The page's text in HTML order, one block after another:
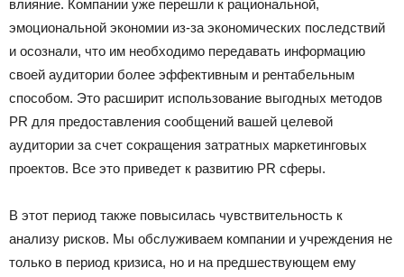
влияние. Компании уже перешли к рациональной,
эмоциональной экономии из-за экономических последствий
и осознали, что им необходимо передавать информацию
своей аудитории более эффективным и рентабельным
способом. Это расширит использование выгодных методов
PR для предоставления сообщений вашей целевой
аудитории за счет сокращения затратных маркетинговых
проектов. Все это приведет к развитию PR сферы.
В этот период также повысилась чувствительность к
анализу рисков. Мы обслуживаем компании и учреждения не
только в период кризиса, но и на предшествующем ему